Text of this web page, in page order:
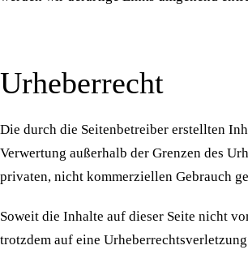
Urheberrecht
Die durch die Seitenbetreiber erstellten
Verwertung außerhalb der Grenzen des
privaten, nicht kommerziellen Gebrauch
Soweit die Inhalte auf dieser Seite nicht
trotzdem auf eine